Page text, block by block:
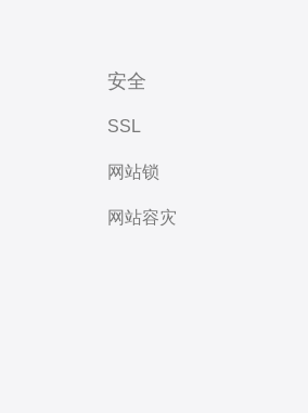
安全
SSL
网站锁
网站容灾